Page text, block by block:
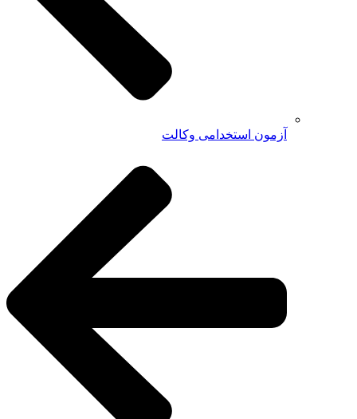
آزمون استخدامی وکالت